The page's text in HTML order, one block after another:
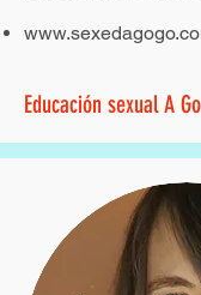
Educación sexual A